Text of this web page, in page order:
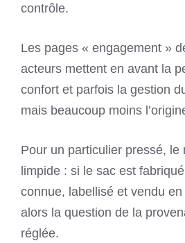
contrôle.
Les pages « engagement »
acteurs mettent en avant la
confort et parfois la gestion
mais beaucoup moins
Pour un particulier pressé, le
limpide : si le sac est
connue, labellisé et vendu
alors la question de la
réglée.